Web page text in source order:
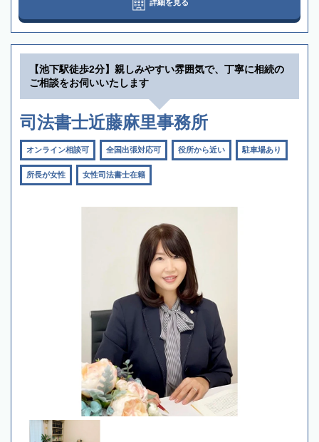
詳細を見る
【池下駅徒歩2分】親しみやすい雰囲気で、丁寧に相続の
ご相談をお伺いいたします
司法書士近藤麻里事務所
オンライン相談可 全国出張対応可 役所から近い 駐車場あり
所長が女性 女性司法書士在籍